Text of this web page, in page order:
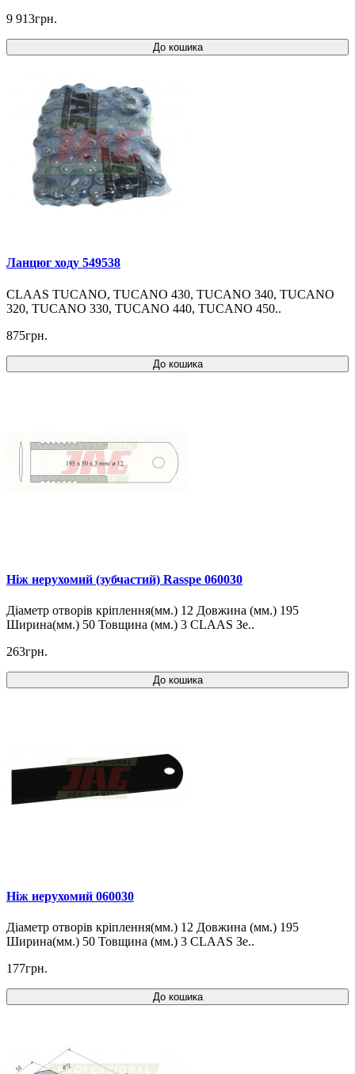
9 913грн.
До кошика
Ланцюг ходу 549538
CLAAS TUCANO, TUCANO 430, TUCANO 340, TUCANO
320, TUCANO 330, TUCANO 440, TUCANO 450..
875грн.
До кошика
Ніж нерухомий (зубчастий) Rasspe 060030
Діаметр отворів кріплення(мм.) 12 Довжина (мм.) 195
Ширина(мм.) 50 Товщина (мм.) 3 CLAAS Зе..
263грн.
До кошика
Ніж нерухомий 060030
Діаметр отворів кріплення(мм.) 12 Довжина (мм.) 195
Ширина(мм.) 50 Товщина (мм.) 3 CLAAS Зе..
177грн.
До кошика